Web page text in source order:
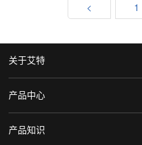
< 1
关于艾特
产品中心
产品知识